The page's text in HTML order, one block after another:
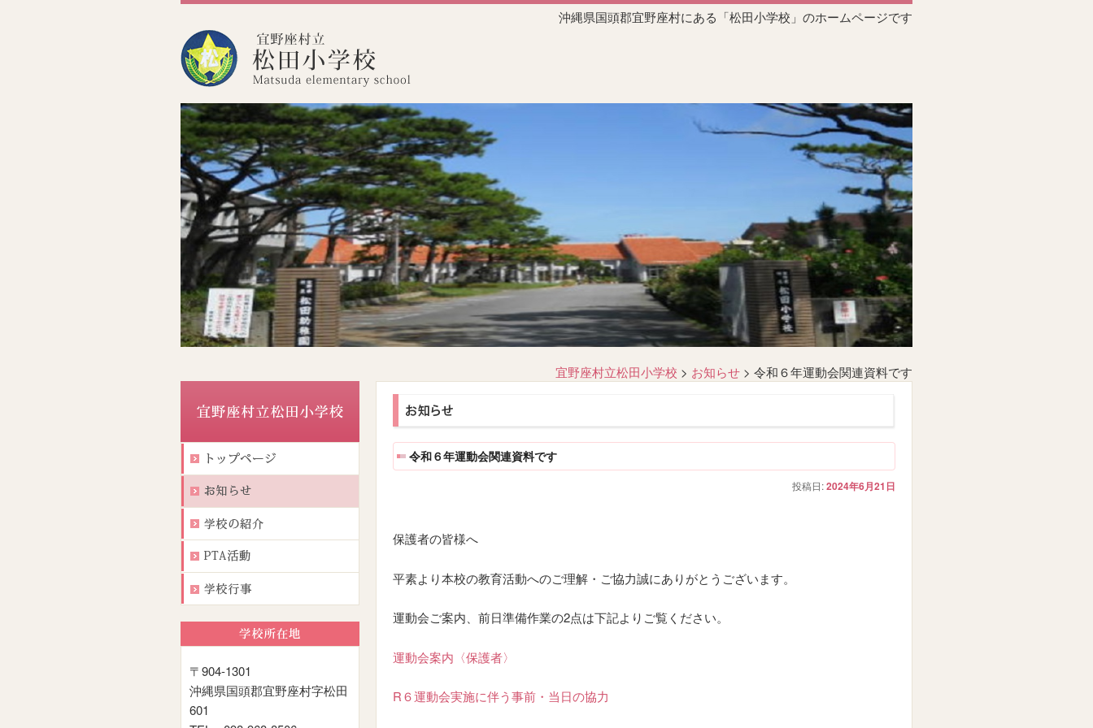
沖縄県国頭郡宜野座村にある「松田小学校」のホームページです
宜野座村立松田小学校 > お知らせ > 令和６年運動会関連資料です
〒904-1301
沖縄県国頭郡宜野座村字松田
601
令和６年運動会関連資料です
投稿日:2024年6月21日
保護者の皆様へ
平素より本校の教育活動へのご理解・ご協力誠にありがとうございます。
運動会ご案内、前日準備作業の2点は下記よりご覧ください。
運動会案内〈保護者〉
R６運動会実施に伴う事前・当日の協力